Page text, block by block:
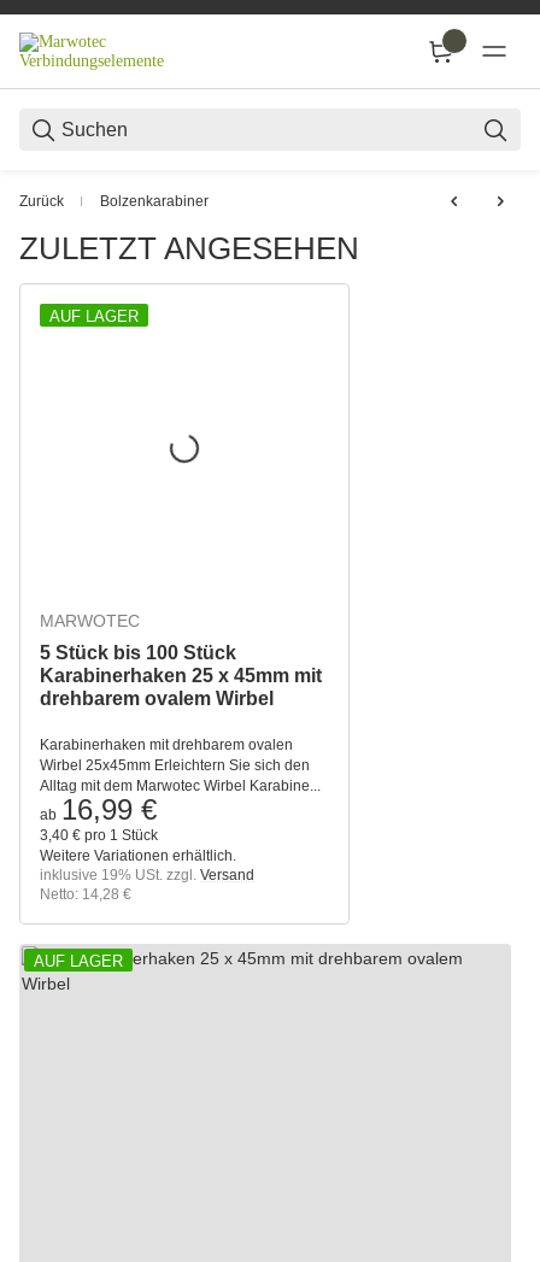
Zurück Bolzenkarabiner
ZULETZT ANGESEHEN
AUF LAGER
MARWOTEC
5 Stück bis 100 Stück
Karabinerhaken 25 x 45mm mit
drehbarem ovalem Wirbel
Karabinerhaken mit drehbarem ovalen
Wirbel 25x45mm Erleichtern Sie sich den
Alltag mit dem Marwotec Wirbel Karabine...
ab 16,99 €
3,40 € pro 1 Stück
Weitere Variationen erhältlich.
inklusive 19% USt. zzgl. Versand
Netto: 14,28 €
AUF LAGER